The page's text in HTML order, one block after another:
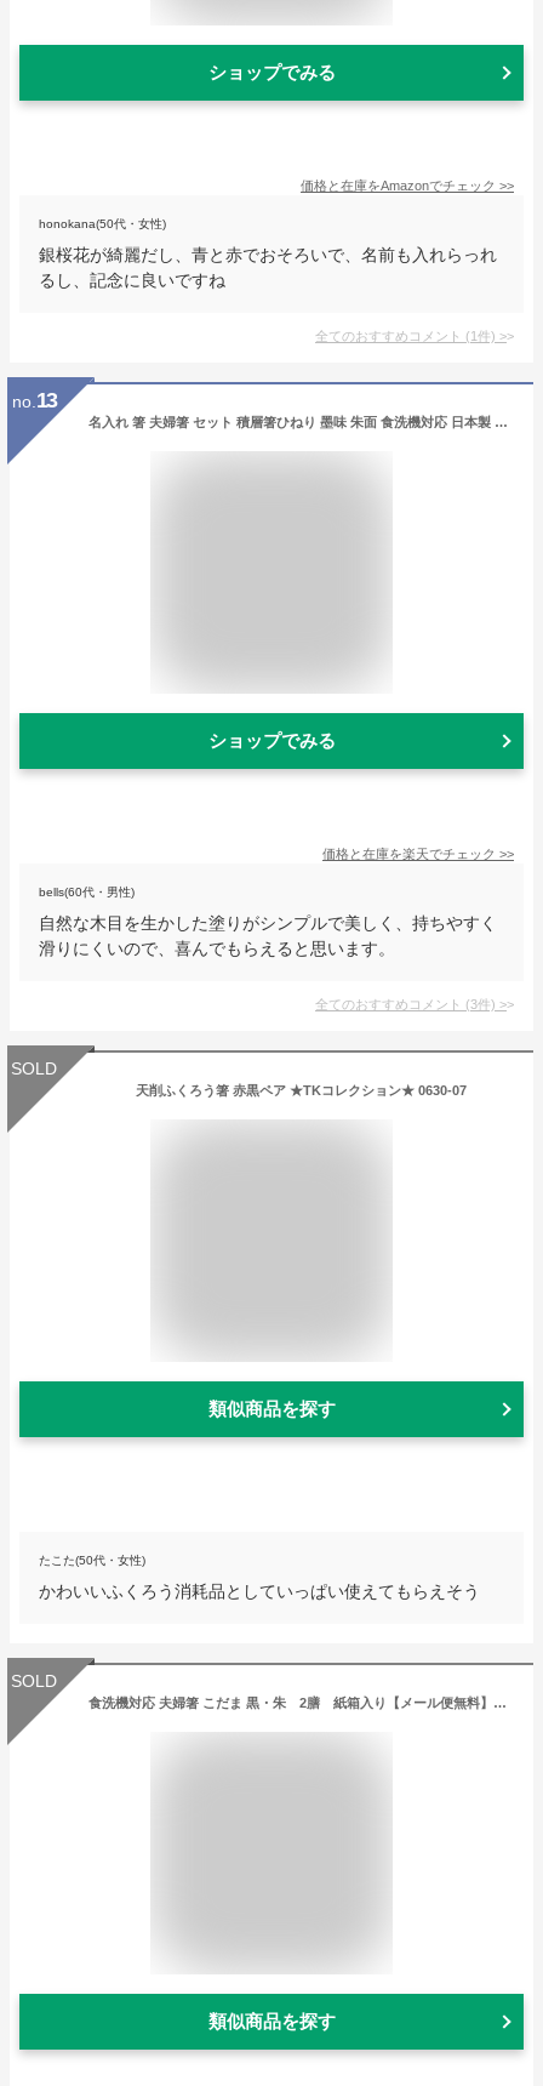
ショップでみる
価格と在庫をAmazonでチェック >>
honokana(50代・女性)
銀桜花が綺麗だし、青と赤でおそろいで、名前も入れらっれ
るし、記念に良いですね
全てのおすすめコメント (1件) >
no. 13
名入れ 箸 夫婦箸 セット 積層箸ひねり 墨味 朱面 食洗機対応 日本製 ペア かわいい 桐箱入り おしゃれ 箱入り 国産 名前 ネーム 入り プレゼント ギフト 贈り物 誕生日 祝い 上司 男性 女性 名前 入り なまえ 記念品 母の日 ギフト 花以外
ショップでみる
価格と在庫を楽天でチェック >>
bells(60代・男性)
自然な木目を生かした塗りがシンプルで美しく、持ちやすく
滑りにくいので、喜んでもらえると思います。
全てのおすすめコメント (3件) >
SOLD
天削ふくろう箸 赤黒ペア ★TKコレクション★ 0630-07
類似商品を探す
たこた(50代・女性)
かわいいふくろう消耗品としていっぱい使えてもらえそう
SOLD
食洗機対応 夫婦箸 こだま 黒・朱 2膳 紙箱入り【メール便無料】木婚式 名入れ 無料 プレゼント オシャレ セット 御礼 御祝 おみやげ 老舗 退職 法事 プレゼント メッセージカード付 卒業祝い 新生活 お返し 還暦 かわいい
類似商品を探す